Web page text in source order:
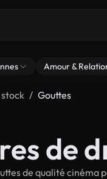
Amour &
Gouttes
de
de qualité